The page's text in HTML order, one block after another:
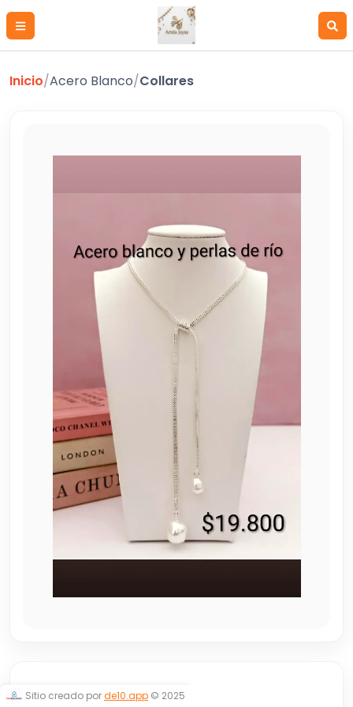
Inicio/Acero Blanco/Collares
CORBATERO
Sitio creado porde10.app © 2025